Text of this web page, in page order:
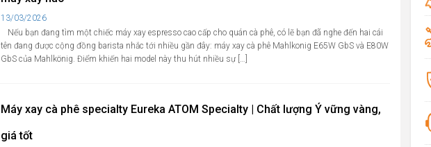
Cập
nhật
13/03/2026
Nếu bạn đang tìm một chiếc máy xay espresso cao cấp cho quán cà phê, có lẽ bạn đã nghe đến hai cái
tên đang được cộng đồng barista nhắc tới nhiều gần đây: máy xay cà phê Mahlkonig E65W GbS và E80W
GbS của Mahlkönig. Điểm khiến hai model này thu hút nhiều sự […]
Máy xay cà phê specialty Eureka ATOM Specialty | Chất lượng Ý vững vàng,
giá tốt